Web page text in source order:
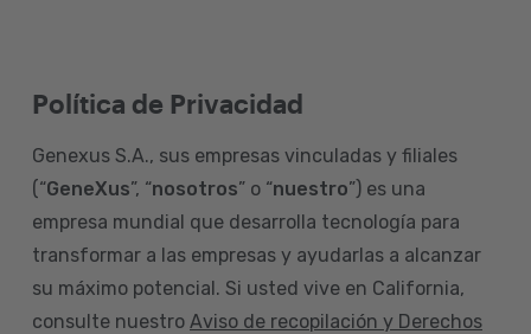
Política de Privacidad
Genexus S.A., sus empresas vinculadas y filiales
(“GeneXus”, “nosotros” o “nuestro”) es una
empresa mundial que desarrolla tecnología para
transformar a las empresas y ayudarlas a alcanzar
su máximo potencial. Si usted vive en California,
consulte nuestro Aviso de recopilación y Derechos